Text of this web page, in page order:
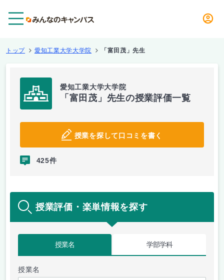
トップ 愛知工業大学大学院 「富田茂」先生
愛知工業大学大学院
「富田茂」先生の授業評価一覧
授業を探して口コミを書く
425件
授業評価・楽単情報を探す
授業名 学部学科
授業名